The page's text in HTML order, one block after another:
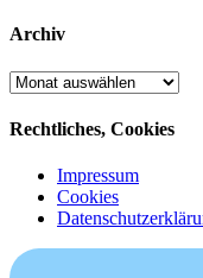
Archiv
Archiv
Rechtliches, Cookies
Impressum
Cookies